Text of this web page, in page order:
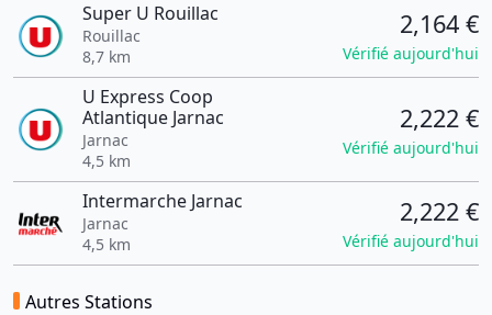
Super U Rouillac
Rouillac
8,7 km
2,164 €
Vérifié aujourd'hui
U Express Coop
Atlantique Jarnac
Jarnac
4,5 km
2,222 €
Vérifié aujourd'hui
Intermarche Jarnac
Jarnac
4,5 km
2,222 €
Vérifié aujourd'hui
Autres Stations